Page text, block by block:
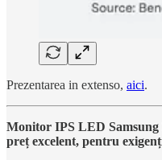
Prezentarea in extenso, aici.
Monitor IPS LED
preț excelent, pentru